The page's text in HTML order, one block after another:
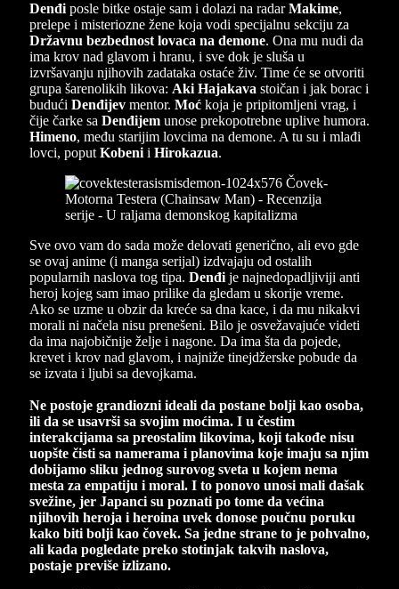
Denđi posle bitke ostaje sam i dolazi na radarMakime,
prelepe i misteriozne žene koja vodi specijalnu sekciju za
Državnu bezbednost lovaca na demone. Ona mu nudi da
ima krov nad glavom i hranu, i sve dok je sluša u
izvršavanju njihovih zadataka ostaće živ. Time će se otvoriti
grupa šarenolikih likova: Aki Hajakava stoičan i jak borac i
budući Denđijev mentor. Moć koja je pripitomljeni vrag, i
čije čarke sa Denđijem unose prekopotrebne uplive humora.
Himeno, među starijim lovcima na demone. A tu su i mlađi
lovci, poput Kobeni i Hirokazua.
Sve ovo vam do sada može delovati generično, ali evo gde
se ovaj anime (i manga serijal) izdvajaju od ostalih
popularnih naslova tog tipa. Denđi je najnedopadljiviji anti
heroj kojeg sam imao prilike da gledam u skorije vreme.
Ako se uzme u obzir da kreće sa dna kace, i da mu nikakvi
morali ni načela nisu prenešeni. Bilo je osvežavajuće videti
da ima najobičnije želje i nagone. Da ima šta da pojede,
krevet i krov nad glavom, i najniže tinejdžerske pobude da
se izvata i ljubi sa devojkama.
Ne postoje grandiozni ideali da postane bolji kao osoba,
ili da se usavrši sa svojim moćima. I u čestim
interakcijama sa preostalim likovima, koji takođe nisu
uopšte čisti sa namerama i planovima koje imaju sa njim
dobijamo sliku jednog surovog sveta u kojem nema
mesta za empatiju i moral. I to ponovo unosi mali dašak
svežine, jer Japanci su poznati po tome da većina
njihovih heroja i heroina uvek donose poučnu poruku
kako biti bolji kao čovek. Sa jedne strane to je pohvalno,
ali kada pogledate preko stotinjak takvih naslova,
postaje previše izlizano.